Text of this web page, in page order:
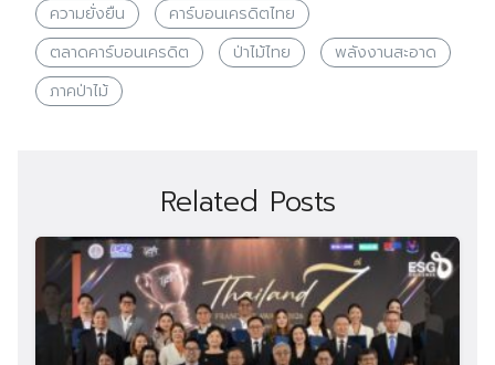
ความยั่งยืน
คาร์บอนเครดิตไทย
ตลาดคาร์บอนเครดิต
ป่าไม้ไทย
พลังงานสะอาด
ภาคป่าไม้
Related Posts